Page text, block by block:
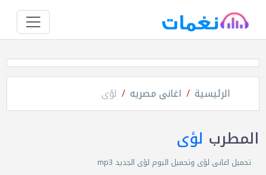
الرئيسية اغانى مصريه لؤى
المطرب لؤى
تحميل اغانى لؤى وتحميل البوم لؤى الجديد mp3